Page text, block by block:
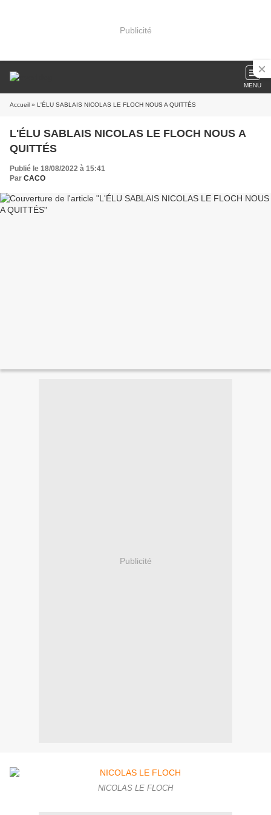
Publicité
MENU
Accueil » L'ÉLU SABLAIS NICOLAS LE FLOCH NOUS A QUITTÉS
L'ÉLU SABLAIS NICOLAS LE FLOCH NOUS A
QUITTÉS
Publié le 18/08/2022 à 15:41
Par CACO
Publicité
NICOLAS LE FLOCH